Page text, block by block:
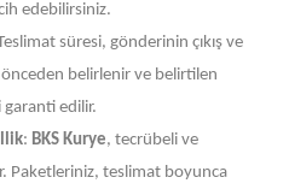
edebilirsiniz.
süresi, gönderinin çıkış ve
önceden belirlenir ve belirtilen
edilir.
: BKS Kurye, tecrübeli ve
Paketleriniz, teslimat boyunca